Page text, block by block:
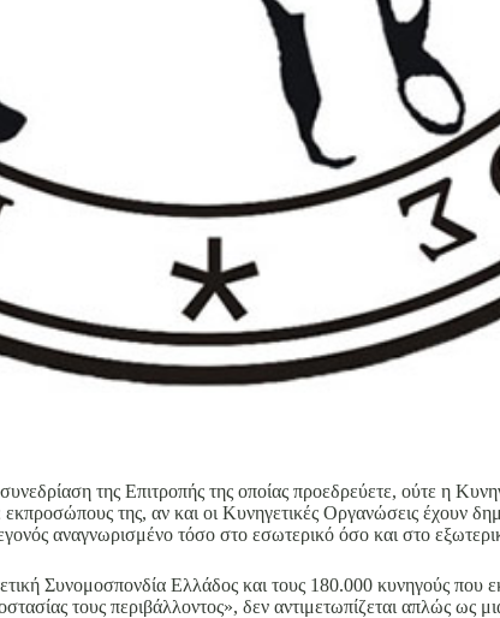
της Επιτροπής της οποίας προεδρεύετε, ούτε η
της, αν και οι Κυνηγετικές Οργανώσεις έχουν
αναγνωρισμένο τόσο στο εσωτερικό όσο και στο
Συνομοσπονδία Ελλάδος και τους 180.000 κυνηγούς που
τους περιβάλλοντος», δεν αντιμετωπίζεται απλώς ως